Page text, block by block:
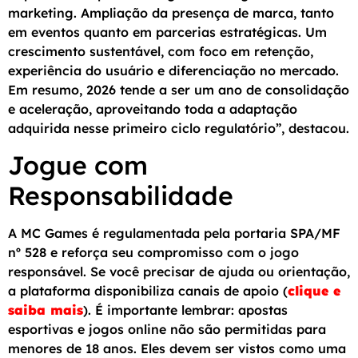
marketing. Ampliação da presença de marca, tanto
em eventos quanto em parcerias estratégicas. Um
crescimento sustentável, com foco em retenção,
experiência do usuário e diferenciação no mercado.
Em resumo, 2026 tende a ser um ano de consolidação
e aceleração, aproveitando toda a adaptação
adquirida nesse primeiro ciclo regulatório”, destacou.
Jogue com
Responsabilidade
A MC Games é regulamentada pela portaria SPA/MF
nº 528 e reforça seu compromisso com o jogo
responsável. Se você precisar de ajuda ou orientação,
a plataforma disponibiliza canais de apoio (clique e
saiba mais). É importante lembrar: apostas
esportivas e jogos online não são permitidas para
menores de 18 anos. Eles devem ser vistos como uma